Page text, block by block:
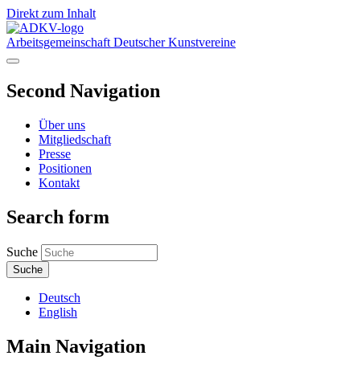
Direkt zum Inhalt
Arbeitsgemeinschaft Deutscher Kunstvereine
Second Navigation
Über uns
Mitgliedschaft
Presse
Positionen
Kontakt
Search form
Suche
Deutsch
English
Main Navigation